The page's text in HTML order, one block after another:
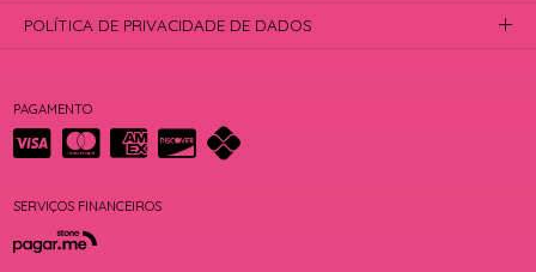
PAGAMENTO
SERVIÇOS FINANCEIROS
POLÍTICA DE PRIVACIDADE DE DADOS